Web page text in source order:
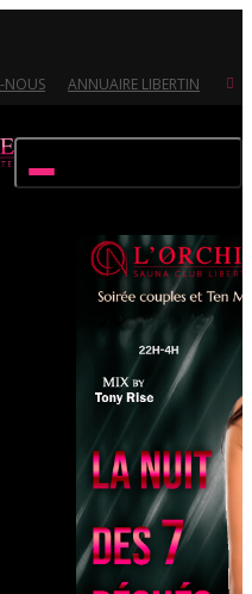
NOUS ANNUAIRE LIBERTIN
contactez-nous au 02.51.72.21.81